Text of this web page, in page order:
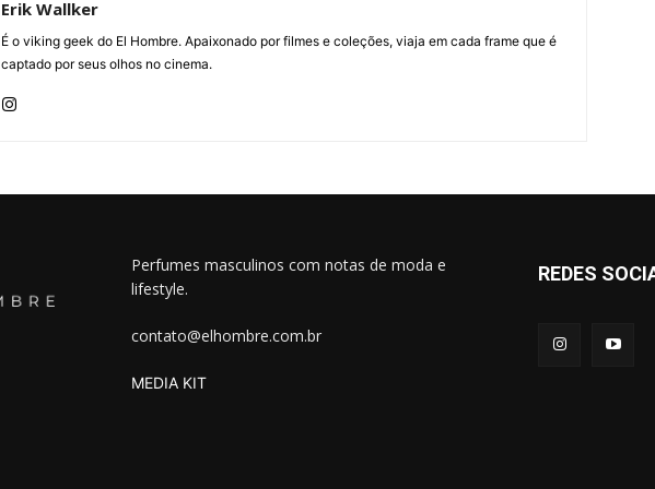
Erik Wallker
É o viking geek do El Hombre. Apaixonado por filmes e coleções, viaja em cada frame que é
captado por seus olhos no cinema.
Perfumes masculinos com notas de moda e
lifestyle.
contato@elhombre.com.br
MEDIA KIT
REDES